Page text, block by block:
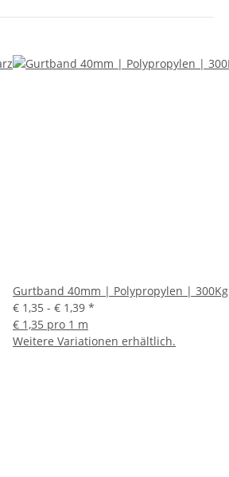
Gurtband 40mm | Polypropylen | 300Kg
€ 1,35 - € 1,39 *
€ 1,35 pro 1 m
Weitere Variationen erhältlich.